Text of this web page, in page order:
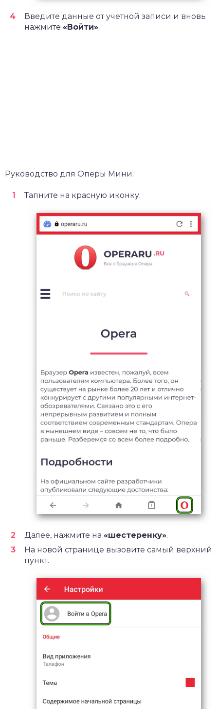
Введите данные от учетной записи и вновь
нажмите «Войти».
Руководство для Оперы Мини:
Тапните на красную иконку.
Далее, нажмите на «шестеренку».
На новой странице вызовите самый верхний
пункт.